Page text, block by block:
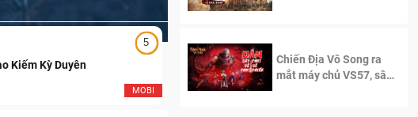
5
MOBI
Kiếm Kỳ Duyên Ngạo Thiên Mobile
Chiến Địa Vô Song ra
mắt máy chủ VS57, sân